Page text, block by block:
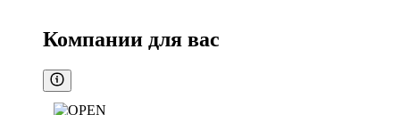
Компании для вас